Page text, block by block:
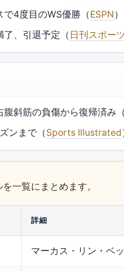
4度目のWS優勝（ESPN）
了、引退予定（ 日刊スポー
腹斜筋の負傷から復帰済み
ンまで（Sports Illustrated
一覧にまとめます。
詳細
マーカス・リン・ベ